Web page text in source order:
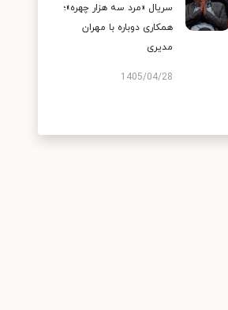
سریال «مرد سه هزار چهره»؛
همکاری دوباره با مهران
مدیری
1405/04/28